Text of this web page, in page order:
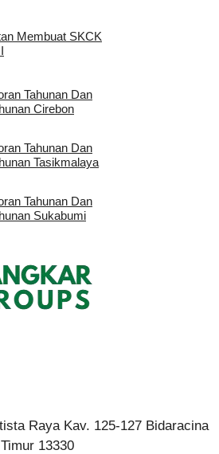
Membuat SKCK
Tahunan Dan
Cirebon
Tahunan Dan
Tasikmalaya
Tahunan Dan
Sukabumi
Raya Kav. 125-127 Bidaracina
13330